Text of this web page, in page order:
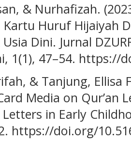
& Nurhafizah.
Kartu Huruf Hijaiyah
Dini. Jurnal
1(1), 47–54. https://
& Tanjung, Ellisa
Media on Qur’an
Letters in Early
https://doi.org/